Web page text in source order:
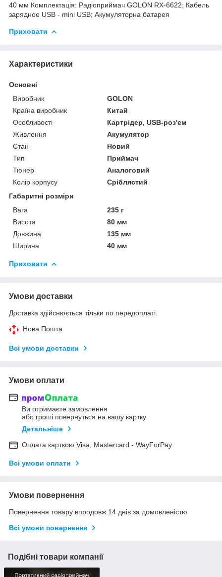
40 мм Комплектація: Радіоприймач GOLON RX-6622; Кабель
зарядное USB - mini USB; Акумуляторна батарея
Приховати
Характеристики
Основні
Виробник
GOLON
Країна виробник
Китай
Особливості
Картрідер, USB-роз'єм
Живлення
Акумулятор
Стан
Новий
Тип
Приймач
Тюнер
Аналоговий
Колір корпусу
Сріблястий
Габаритні розміри
Вага
235 г
Висота
80 мм
Довжина
135 мм
Ширина
40 мм
Приховати
Умови доставки
Доставка здійснюється тільки по передоплаті.
Нова Пошта
Всі умови доставки
Умови оплати
Ви отримаєте замовлення
або гроші повернуться на вашу картку
Детальніше
Оплата карткою Visa, Mastercard - WayForPay
Всі умови оплати
Умови повернення
Повернення товару впродовж 14 днів за домовленістю
Всі умови повернення
Подібні товари компанії